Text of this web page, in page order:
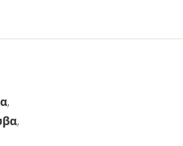
,
,